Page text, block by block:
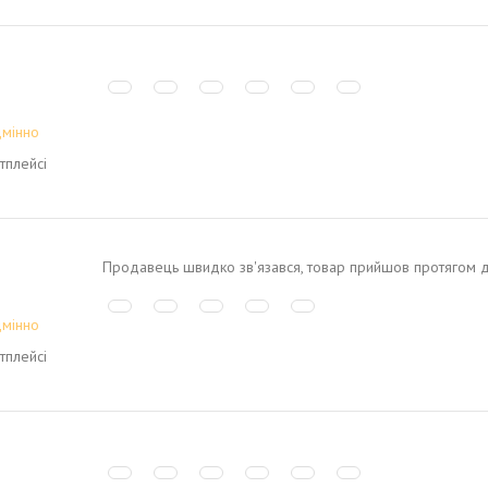
Продавець швидко зв'язався, товар прийшов протягом